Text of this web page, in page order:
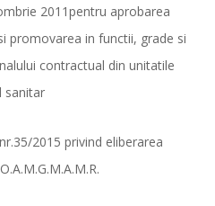
2011pentru aprobarea
promovarea in functii, grade si
contractual din unitatile
sanitar
2015 privind eliberarea